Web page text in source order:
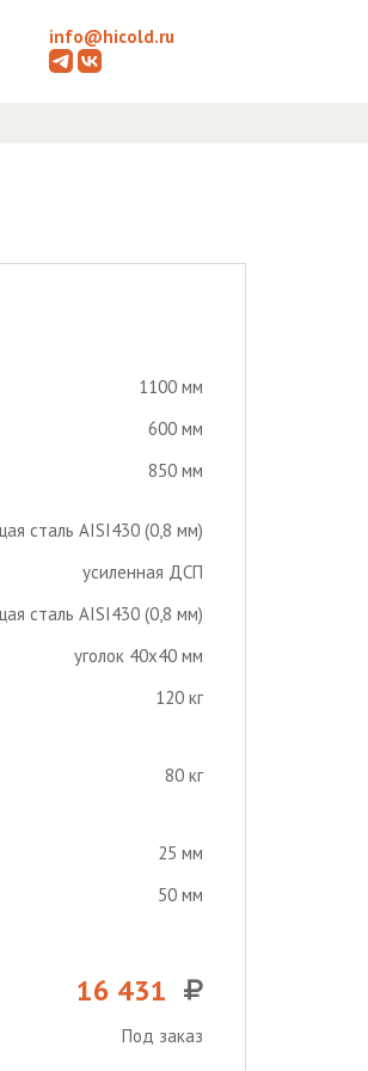
info@hicold.ru
1100 мм
600 мм
850 мм
сталь AISI430 (0,8 мм)
усиленная ДСП
сталь AISI430 (0,8 мм)
уголок 40х40 мм
120 кг
80 кг
25 мм
50 мм
16 431
Под заказ